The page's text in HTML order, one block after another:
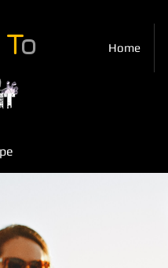
To Home